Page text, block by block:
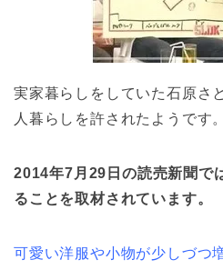
実家暮らしをしていた石原さ
人暮らしを許されたようです。
2014年7月29日の読売新聞で
ることを取材されています。
可愛い洋服や小物が少しづつ